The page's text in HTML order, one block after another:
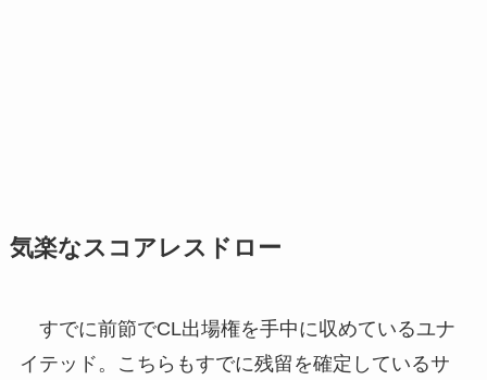
気楽なスコアレスドロー
すでに前節でCL出場権を手中に収めているユナ
イテッド。こちらもすでに残留を確定しているサ